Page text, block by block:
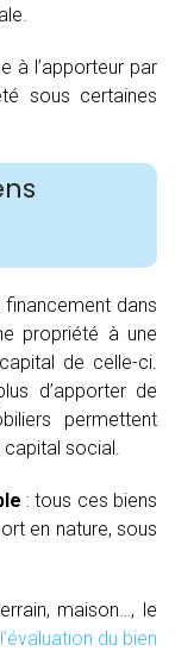
à l’apporteur par
sous certaines
financement dans
propriété à une
de celle-ci.
d’apporter de
permettent
social.
: tous ces biens
en nature, sous
maison…, le
du bien